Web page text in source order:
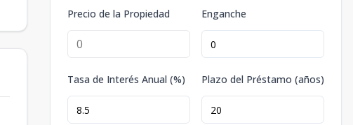
Precio de la Propiedad Enganche
Tasa de Interés Anual (%) Plazo del Préstamo (años)